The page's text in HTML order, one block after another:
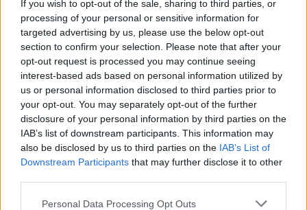
If you wish to opt-out of the sale, sharing to third parties, or
processing of your personal or sensitive information for
targeted advertising by us, please use the below opt-out
section to confirm your selection. Please note that after your
opt-out request is processed you may continue seeing
interest-based ads based on personal information utilized by
us or personal information disclosed to third parties prior to
your opt-out. You may separately opt-out of the further
disclosure of your personal information by third parties on the
IAB’s list of downstream participants. This information may
also be disclosed by us to third parties on the IAB’s List of
Downstream Participants that may further disclose it to other
Personal Data Processing Opt Outs
Prisijungti komentatoriams